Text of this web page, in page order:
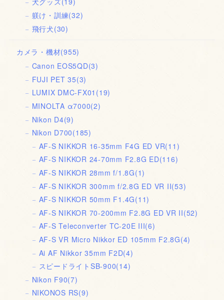
躾け・訓練(32)
飛行犬(30)
カメラ・機材(955)
Canon EOS5QD(3)
FUJI PET 35(3)
LUMIX DMC-FX01 (19)
MINOLTA α7000(2)
Nikon D4(9)
Nikon D700(185)
AF-S NIKKOR 16-35mm F4G ED VR(11)
AF-S NIKKOR 24-70mm F2.8G ED(116)
AF-S NIKKOR 28mm f/1.8G(1)
AF-S NIKKOR 300mm f/2.8G ED VR II(53)
AF-S NIKKOR 50mm F1.4G(11)
AF-S NIKKOR 70-200mm F2.8G ED VR II(52)
AF-S Teleconverter TC-20E III(6)
AF-S VR Micro Nikkor ED 105mm F2.8G(4)
Ai AF Nikkor 35mm F2D(4)
スピードライトSB-900(14)
Nikon F90(7)
NIKONOS RS(9)